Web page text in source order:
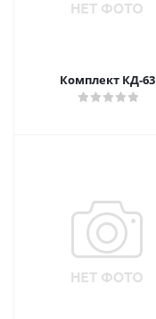
Комплект КД-63